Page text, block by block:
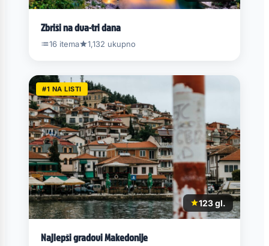
Zbriši na dva-tri dana
16 itema 1,132 ukupno
#1 NA LISTI
123 gl.
Najlepši gradovi Makedonije